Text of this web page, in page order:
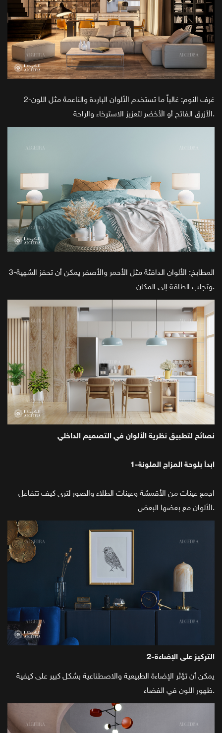
2-غرف النوم: غالباً ما تستخدم الألوان الباردة والناعمة مثل اللون
الأزرق الفاتح أو الأخضر لتعزيز الاسترخاء والراحة.
3-المطابخ: الألوان الدافئة مثل الأحمر والأصفر يمكن أن تحفز الشهية
وتجلب الطاقة إلى المكان.
نصائح لتطبيق نظرية الألوان في التصميم الداخلي
1-ابدأ بلوحة المزاج الملونة
اجمع عينات من الأقمشة وعينات الطلاء والصور لترى كيف تتفاعل
الألوان مع بعضها البعض.
2-التركيز على الإضاءة
يمكن أن تؤثر الإضاءة الطبيعية والاصطناعية بشكل كبير على كيفية
ظهور اللون في الفضاء.